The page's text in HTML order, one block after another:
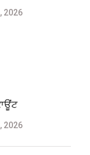
2026
2026